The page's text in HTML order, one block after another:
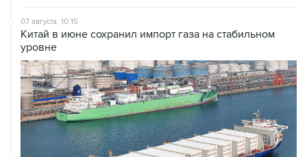
07 августа, 10:15
Китай в июне сохранил импорт газа на стабильном
уровне